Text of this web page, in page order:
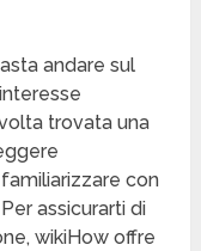
andare sul
trovata una
con
assicurarti di
wikiHow offre